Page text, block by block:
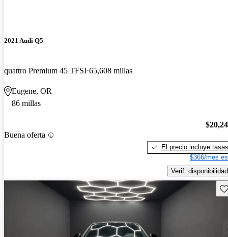
2021 Audi Q5
quattro Premium 45 TFSI 65,608 millas
Eugene, OR
86 millas
Buena oferta
El precio incluye tasas
$366/mes
Verif. disponibilidad